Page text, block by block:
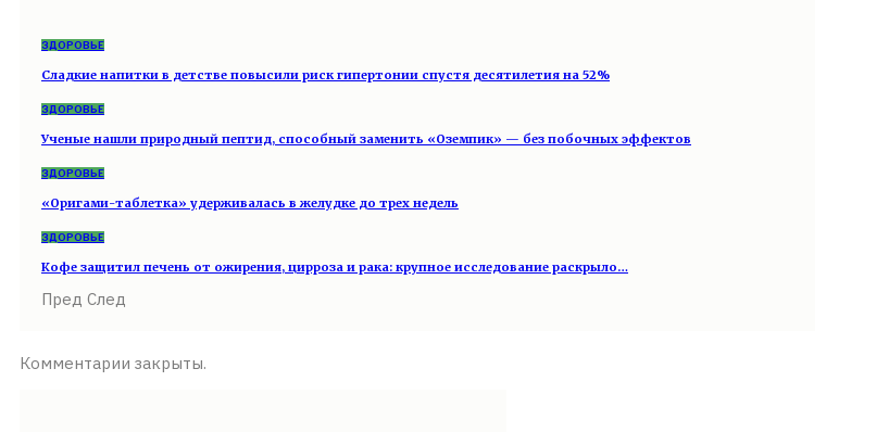
ЗДОРОВЬЕ
Сладкие напитки в детстве повысили риск гипертонии спустя десятилетия на 52%
ЗДОРОВЬЕ
Ученые нашли природный пептид, способный заменить «Оземпик» — без побочных эффектов
ЗДОРОВЬЕ
«Оригами-таблетка» удерживалась в желудке до трех недель
ЗДОРОВЬЕ
Кофе защитил печень от ожирения, цирроза и рака: крупное исследование раскрыло…
Пред След
Комментарии закрыты.